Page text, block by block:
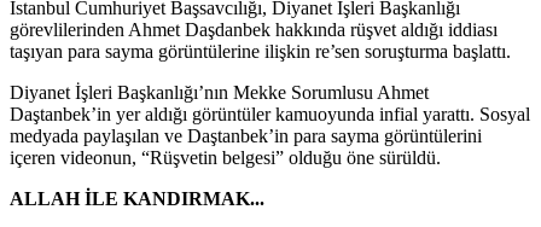
İstanbul Cumhuriyet Başsavcılığı, Diyanet İşleri Başkanlığı
görevlilerinden Ahmet Daşdanbek hakkında rüşvet aldığı iddiası
taşıyan para sayma görüntülerine ilişkin re’sen soruşturma başlattı.
Diyanet İşleri Başkanlığı’nın Mekke Sorumlusu Ahmet
Daştanbek’in yer aldığı görüntüler kamuoyunda infial yarattı. Sosyal
medyada paylaşılan ve Daştanbek’in para sayma görüntülerini
içeren videonun, “Rüşvetin belgesi” olduğu öne sürüldü.
ALLAH İLE KANDIRMAK...